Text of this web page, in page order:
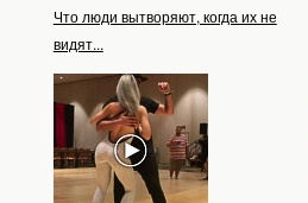
Что люди вытворяют, когда их не
видят...